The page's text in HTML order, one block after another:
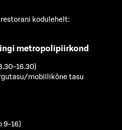
kodulehelt:
metropolipiirkond
16.30)
mobiilikõne tasu
9-16)